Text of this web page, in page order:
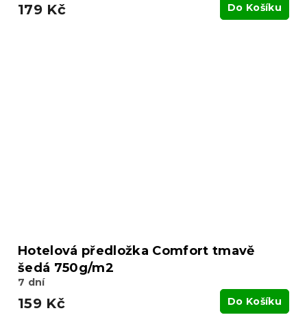
179 Kč Do Košíku
Hotelová předložka Comfort tmavě
šedá 750g/m2
7 dní
159 Kč Do Košíku